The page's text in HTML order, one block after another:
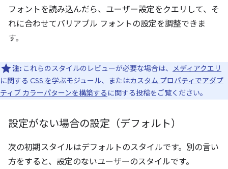
フォントを読み込んだら、ユーザー設定をクエリして、そ
れに合わせてバリアブル フォントの設定を調整できま
す。
注: これらのスタイルのレビューが必要な場合は、
メディアクエリ
に関する CSS を学ぶモジュール、またはカスタム プロパティでアダプ
ティブ カラーパターンを構築する に関する投稿をご覧ください。
設定がない場合の設定（デフォルト）
次の初期スタイルはデフォルトのスタイルです。別の言い
方をすると、設定のないユーザーのスタイルです。